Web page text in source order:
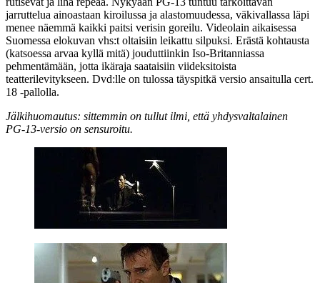
jarruttelua ainoastaan kiroilussa ja alastomuudessa, väkivallassa läpi
menee näemmä kaikki paitsi verisin goreilu. Videolain aikaisessa
Suomessa elokuvan vhs:t oltaisiin leikattu silpuksi. Erästä kohtausta
(katsoessa arvaa kyllä mitä) jouduttiinkin Iso‑Britanniassa
pehmentämään, jotta ikäraja saataisiin viideksitoista
teatterilevitykseen. Dvd:lle on tulossa täyspitkä versio ansaitulla cert.
18 ‑pallolla.
Jälkihuomautus: sittemmin on tullut ilmi, että yhdysvaltalainen
PG‑13‑versio on sensuroitu.